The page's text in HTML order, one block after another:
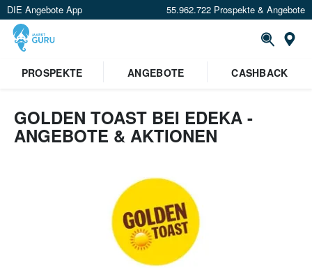
DIE Angebote App 55.962.722 Prospekte & Angebote
Standort festlegen
PROSPEKTE ANGEBOTE CASHBACK
GOLDEN TOAST BEI EDEKA -
ANGEBOTE & AKTIONEN